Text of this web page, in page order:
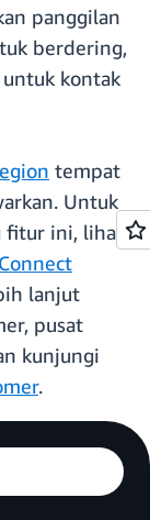
panggilan
berdering,
kontak
tempat
Untuk
ini, lihat
lanjut
pusat
kunjungi
.